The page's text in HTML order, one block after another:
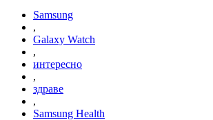
Samsung
,
Galaxy Watch
,
интересно
,
здраве
,
Samsung Health